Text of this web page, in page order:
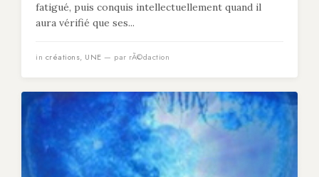
fatigué, puis conquis intellectuellement quand il
aura vérifié que ses...
in créations, UNE — par rÃ©daction